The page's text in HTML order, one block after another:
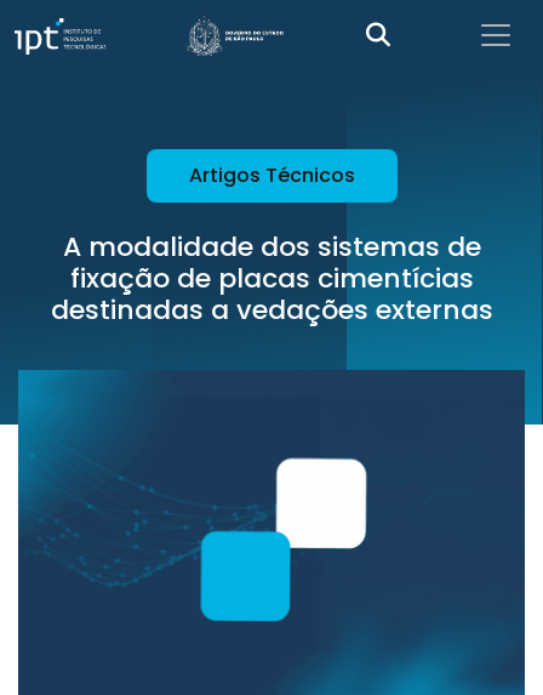
Artigos Técnicos
A modalidade dos sistemas de
fixação de placas cimentícias
destinadas a vedações externas